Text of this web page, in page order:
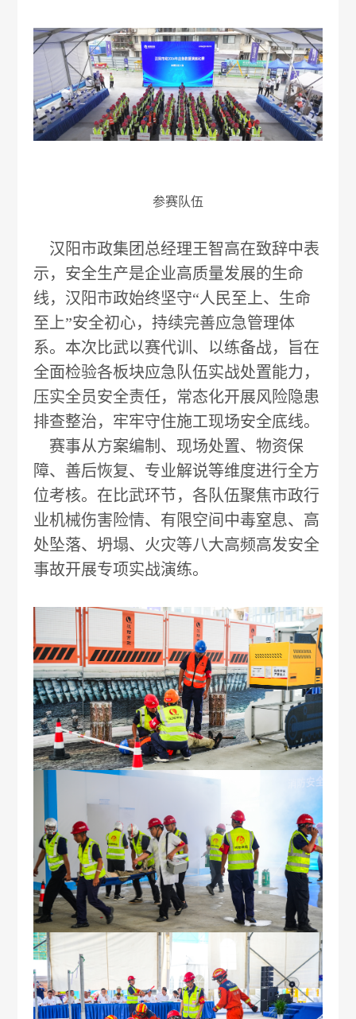
参赛队伍
汉阳市政集团总经理王智高在致辞中表
示，安全生产是企业高质量发展的生命
线，汉阳市政始终坚守“人民至上、生命
至上”安全初心，持续完善应急管理体
系。本次比武以赛代训、以练备战，旨在
全面检验各板块应急队伍实战处置能力，
压实全员安全责任，常态化开展风险隐患
排查整治，牢牢守住施工现场安全底线。
赛事从方案编制、现场处置、物资保
障、善后恢复、专业解说等维度进行全方
位考核。在比武环节，各队伍聚焦市政行
业机械伤害险情、有限空间中毒窒息、高
处坠落、坍塌、火灾等八大高频高发安全
事故开展专项实战演练。